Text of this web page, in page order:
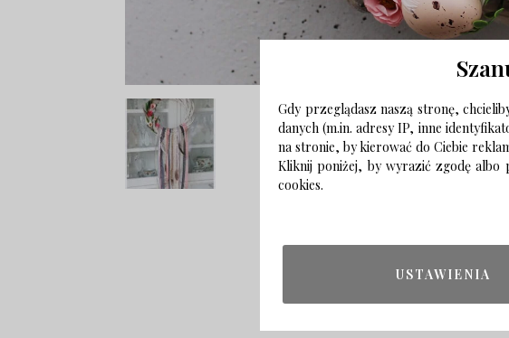
Gdy przeglądasz naszą stronę,
danych (m.in. adresy IP, inne
na stronie, by kierować do Ciebie
Kliknij poniżej, by wyrazić zgodę albo
cookies.
USTAWIENIA